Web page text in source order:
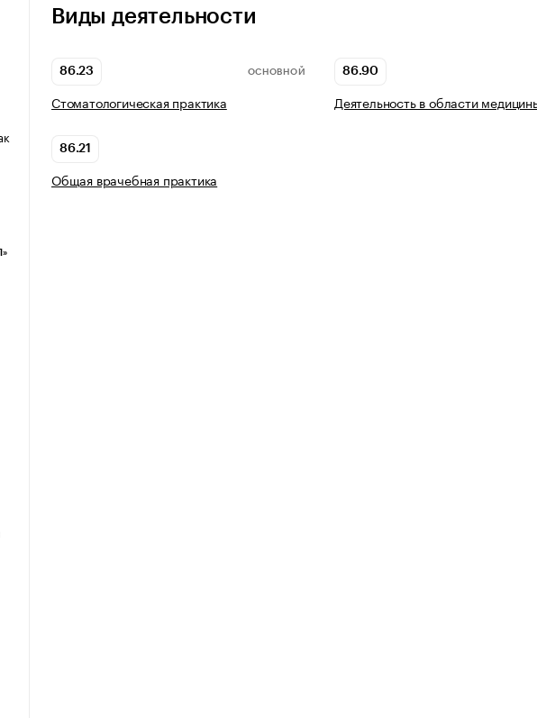
Виды деятельности
86.23 ОСНОВНОЙ
Стоматологическая практика
86.90
Деятельность в области
86.21
Общая врачебная практика